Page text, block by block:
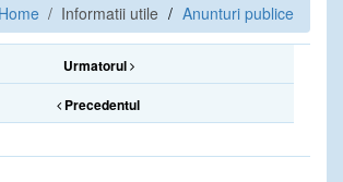
Home / Informatii utile Anunturi publice
Urmatorul
Precedentul